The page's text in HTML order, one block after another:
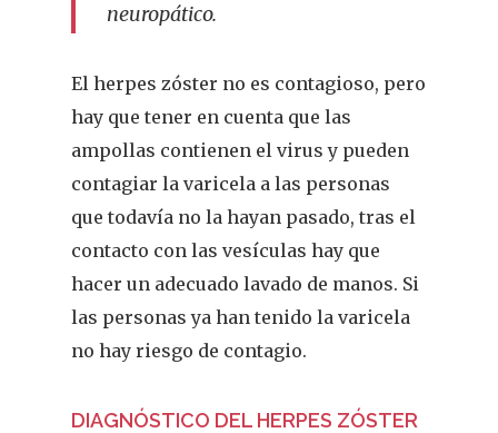
neuropático.
El herpes zóster no es contagioso, pero
hay que tener en cuenta que las
ampollas contienen el virus y pueden
contagiar la varicela a las personas
que todavía no la hayan pasado, tras el
contacto con las vesículas hay que
hacer un adecuado lavado de manos. Si
las personas ya han tenido la varicela
no hay riesgo de contagio.
DIAGNÓSTICO DEL HERPES ZÓSTER